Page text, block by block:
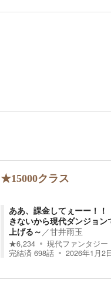
★15000クラス
ああ、課金してぇーー！！
きないから現代ダンジョン
上げる～ ／甘井雨玉
★6,234
現代ファンタジー
完結済 698話 2026年1月2